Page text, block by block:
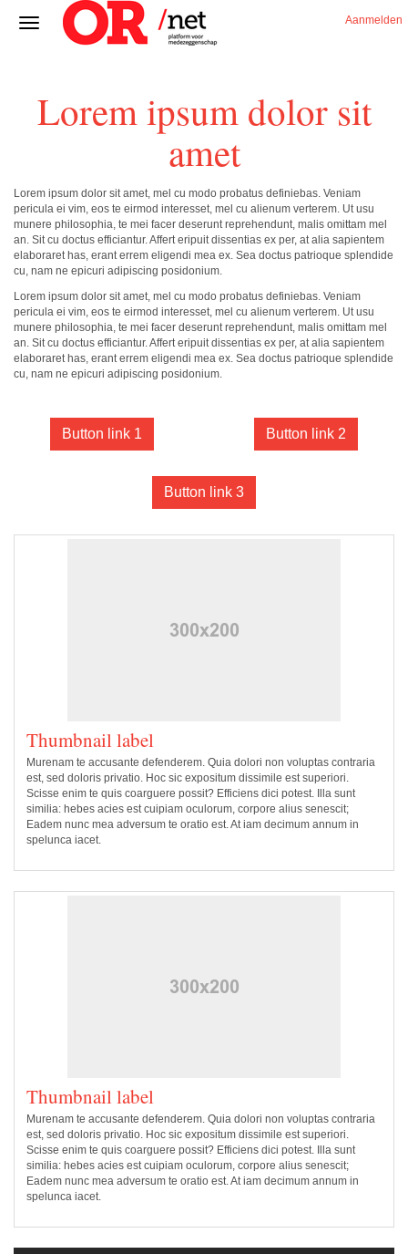
Aanmelden
Lorem ipsum dolor sit
amet
Lorem ipsum dolor sit amet, mel cu modo probatus definiebas. Veniam
pericula ei vim, eos te eirmod interesset, mel cu alienum verterem. Ut usu
munere philosophia, te mei facer deserunt reprehendunt, malis omittam mel
an. Sit cu doctus efficiantur. Affert eripuit dissentias ex per, at alia sapientem
elaboraret has, erant errem eligendi mea ex. Sea doctus patrioque splendide
cu, nam ne epicuri adipiscing posidonium.
Lorem ipsum dolor sit amet, mel cu modo probatus definiebas. Veniam
pericula ei vim, eos te eirmod interesset, mel cu alienum verterem. Ut usu
munere philosophia, te mei facer deserunt reprehendunt, malis omittam mel
an. Sit cu doctus efficiantur. Affert eripuit dissentias ex per, at alia sapientem
elaboraret has, erant errem eligendi mea ex. Sea doctus patrioque splendide
cu, nam ne epicuri adipiscing posidonium.
Button link 1 Button link 2
Button link 3
Thumbnail label
Murenam te accusante defenderem. Quia dolori non voluptas contraria
est, sed doloris privatio. Hoc sic expositum dissimile est superiori.
Scisse enim te quis coarguere possit? Efficiens dici potest. Illa sunt
similia: hebes acies est cuipiam oculorum, corpore alius senescit;
Eadem nunc mea adversum te oratio est. At iam decimum annum in
spelunca iacet.
Thumbnail label
Murenam te accusante defenderem. Quia dolori non voluptas contraria
est, sed doloris privatio. Hoc sic expositum dissimile est superiori.
Scisse enim te quis coarguere possit? Efficiens dici potest. Illa sunt
similia: hebes acies est cuipiam oculorum, corpore alius senescit;
Eadem nunc mea adversum te oratio est. At iam decimum annum in
spelunca iacet.